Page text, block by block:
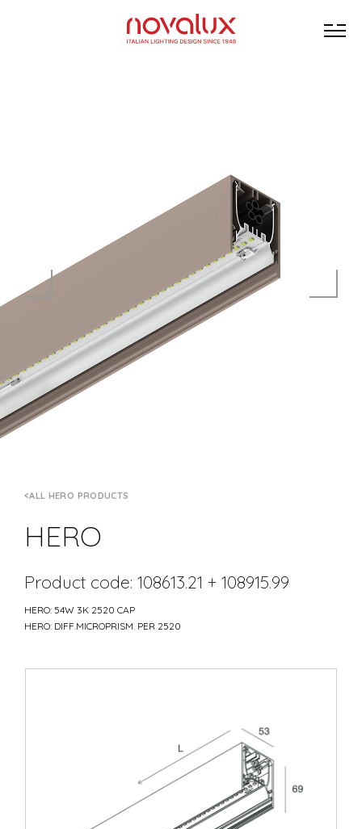
ALL HERO PRODUCTS
HERO
Product code: 108613.21 + 108915.99
HERO: 54W 3K 2520 CAP
HERO: DIFF.MICROPRISM. PER 2520